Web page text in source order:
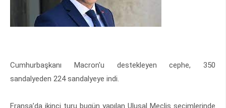
Cumhurbaşkanı Macron'u destekleyen cephe, 350
sandalyeden 224 sandalyeye indi.
Fransa’da ikinci turu bugün yapılan Ulusal Meclis seçimlerinde